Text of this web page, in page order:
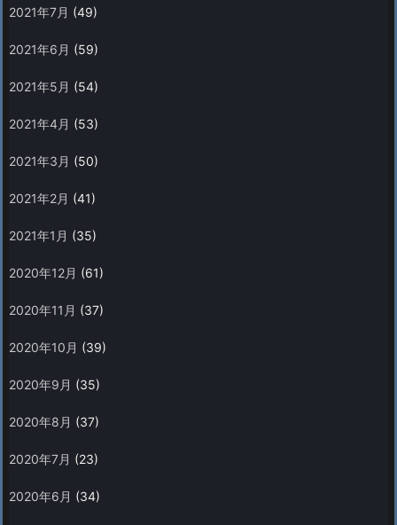
2021年7月 (49)
2021年6月 (59)
2021年5月 (54)
2021年4月 (53)
2021年3月 (50)
2021年2月 (41)
2021年1月 (35)
2020年12月 (61)
2020年11月 (37)
2020年10月 (39)
2020年9月 (35)
2020年8月 (37)
2020年7月 (23)
2020年6月 (34)